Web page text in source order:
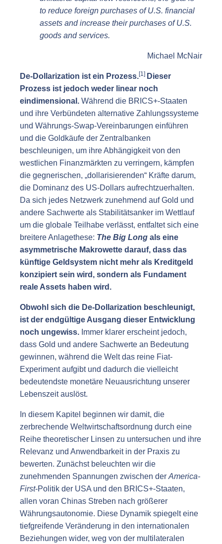
to reduce foreign purchases of U.S. financial
assets and increase their purchases of U.S.
goods and services.
Michael McNair
De-Dollarization ist ein Prozess.[1] Dieser
Prozess ist jedoch weder linear noch
eindimensional. Während die BRICS+-Staaten
und ihre Verbündeten alternative Zahlungssysteme
und Währungs-Swap-Vereinbarungen einführen
und die Goldkäufe der Zentralbanken
beschleunigen, um ihre Abhängigkeit von den
westlichen Finanzmärkten zu verringern, kämpfen
die gegnerischen, „dollarisierenden“ Kräfte darum,
die Dominanz des US-Dollars aufrechtzuerhalten.
Da sich jedes Netzwerk zunehmend auf Gold und
andere Sachwerte als Stabilitätsanker im Wettlauf
um die globale Teilhabe verlässt, entfaltet sich eine
breitere Anlagethese: The Big Long als eine
asymmetrische Makrowette darauf, dass das
künftige Geldsystem nicht mehr als Kreditgeld
konzipiert sein wird, sondern als Fundament
reale Assets haben wird.
Obwohl sich die De-Dollarization beschleunigt,
ist der endgültige Ausgang dieser Entwicklung
noch ungewiss. Immer klarer erscheint jedoch,
dass Gold und andere Sachwerte an Bedeutung
gewinnen, während die Welt das reine Fiat-
Experiment aufgibt und dadurch die vielleicht
bedeutendste monetäre Neuausrichtung unserer
Lebenszeit auslöst.
In diesem Kapitel beginnen wir damit, die
zerbrechende Weltwirtschaftsordnung durch eine
Reihe theoretischer Linsen zu untersuchen und ihre
Relevanz und Anwendbarkeit in der Praxis zu
bewerten. Zunächst beleuchten wir die
zunehmenden Spannungen zwischen der America-
First-Politik der USA und den BRICS+-Staaten,
allen voran Chinas Streben nach größerer
Währungsautonomie. Diese Dynamik spiegelt eine
tiefgreifende Veränderung in den internationalen
Beziehungen wider, weg von der multilateralen